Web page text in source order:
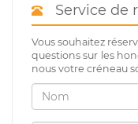
Service de
Vous souhaitez
questions sur les
nous votre créneau